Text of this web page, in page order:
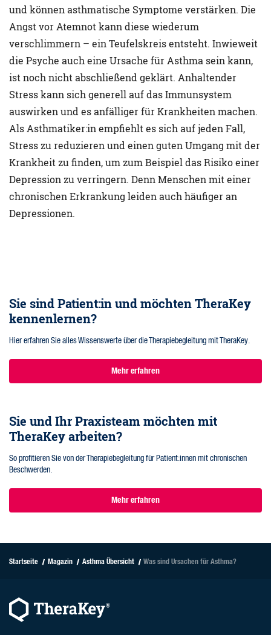
und können asthmatische Symptome verstärken. Die
Angst vor Atemnot kann diese wiederum
verschlimmern – ein Teufelskreis entsteht. Inwieweit
die Psyche auch eine Ursache für Asthma sein kann,
ist noch nicht abschließend geklärt. Anhaltender
Stress kann sich generell auf das Immunsystem
auswirken und es anfälliger für Krankheiten machen.
Als Asthmatiker:in empfiehlt es sich auf jeden Fall,
Stress zu reduzieren und einen guten Umgang mit der
Krankheit zu finden, um zum Beispiel das Risiko einer
Depression zu verringern. Denn Menschen mit einer
chronischen Erkrankung leiden auch häufiger an
Depressionen.
Sie sind Patient:in und möchten TheraKey
kennenlernen?
Hier erfahren Sie alles Wissenswerte über die Therapiebegleitung mit TheraKey.
Mehr erfahren
Sie und Ihr Praxisteam möchten mit
TheraKey arbeiten?
So profitieren Sie von der Therapiebegleitung für Patient:innen mit chronischen
Beschwerden.
Mehr erfahren
Startseite Magazin Asthma Übersicht Was sind Ursachen für Asthma?